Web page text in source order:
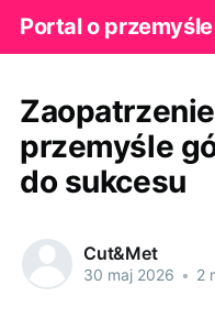
Portal o
przemyśle
do sukcesu
Cut&Met
30 maj 2026 • 2